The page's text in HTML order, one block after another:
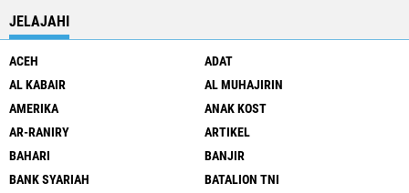
JELAJAHI
ACEH
ADAT
AL KABAIR
AL MUHAJIRIN
AMERIKA
ANAK KOST
AR-RANIRY
ARTIKEL
BAHARI
BANJIR
BANK SYARIAH
BATALION TNI